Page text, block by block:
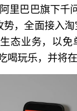
里巴巴旗下千
，全面接入淘
态业务，以免
喝玩乐，并将